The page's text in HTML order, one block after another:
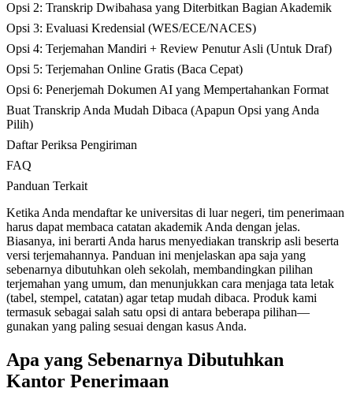
Opsi 2: Transkrip Dwibahasa yang Diterbitkan Bagian Akademik
Opsi 3: Evaluasi Kredensial (WES/ECE/NACES)
Opsi 4: Terjemahan Mandiri + Review Penutur Asli (Untuk Draf)
Opsi 5: Terjemahan Online Gratis (Baca Cepat)
Opsi 6: Penerjemah Dokumen AI yang Mempertahankan Format
Buat Transkrip Anda Mudah Dibaca (Apapun Opsi yang Anda
Pilih)
Daftar Periksa Pengiriman
FAQ
Panduan Terkait
Ketika Anda mendaftar ke universitas di luar negeri, tim penerimaan
harus dapat membaca catatan akademik Anda dengan jelas.
Biasanya, ini berarti Anda harus menyediakan transkrip asli beserta
versi terjemahannya. Panduan ini menjelaskan apa saja yang
sebenarnya dibutuhkan oleh sekolah, membandingkan pilihan
terjemahan yang umum, dan menunjukkan cara menjaga tata letak
(tabel, stempel, catatan) agar tetap mudah dibaca. Produk kami
termasuk sebagai salah satu opsi di antara beberapa pilihan—
gunakan yang paling sesuai dengan kasus Anda.
Apa yang Sebenarnya Dibutuhkan
Kantor Penerimaan